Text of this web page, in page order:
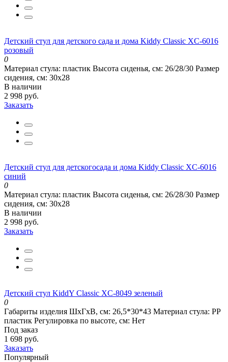
Детский стул для детского сада и дома Kiddy Classic XC-6016
розовый
0
Материал стула: пластик Высота сиденья, см: 26/28/30 Размер
сидения, см: 30х28
В наличии
2 998 руб.
Заказать
Детский стул для детскогосада и дома Kiddy Classic XC-6016
синий
0
Материал стула: пластик Высота сиденья, см: 26/28/30 Размер
сидения, см: 30х28
В наличии
2 998 руб.
Заказать
Детский стул KiddY Classic XC-8049 зеленый
0
Габариты изделия ШхГхВ, см: 26,5*30*43 Материал стула: РР
пластик Регулировка по высоте, см: Нет
Под заказ
1 698 руб.
Заказать
Популярный